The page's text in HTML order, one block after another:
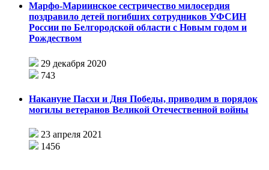
Марфо-Мариинское сестричество милосердия
поздравило детей погибших сотрудников УФСИН
России по Белгородской области с Новым годом и
Рождеством
29 декабря 2020
743
Накануне Пасхи и Дня Победы, приводим в порядок
могилы ветеранов Великой Отечественной войны
23 апреля 2021
1456